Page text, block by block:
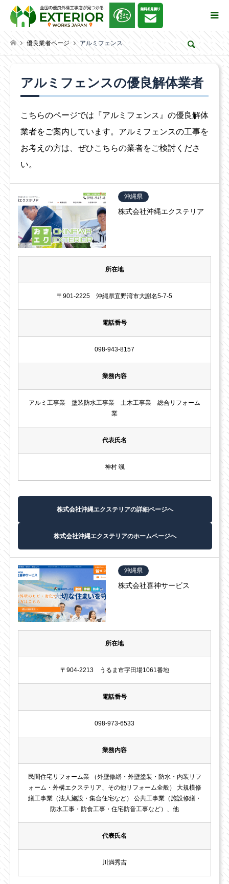
検索
優良業者ページ アルミフェンス
アルミフェンスの優良解体業者
こちらのページでは『アルミフェンス』の優良解体
業者をご案内しています。アルミフェンスの工事を
お考えの方は、ぜひこちらの業者をご検討くださ
い。
沖縄県
株式会社沖縄エクステリア
所在地
〒901-2225 沖縄県宜野湾市大謝名5-7-5
電話番号
098-943-8157
業務内容
アルミ工事業 塗装防水工事業 土木工事業 総合リフォーム
業
代表氏名
神村 颯
株式会社沖縄エクステリアの詳細ページへ
株式会社沖縄エクステリアのホームページへ
沖縄県
株式会社喜神サービス
所在地
〒904-2213 うるま市字田場1061番地
電話番号
098-973-6533
業務内容
民間住宅リフォーム業 （外壁修繕・外壁塗装・防水・内装リフ
ォーム・外構エクステリア、その他リフォーム全般） 大規模修
繕工事業（法人施設・集合住宅など） 公共工事業（施設修繕・
防水工事・防食工事・住宅防音工事など）、他
代表氏名
川満秀吉